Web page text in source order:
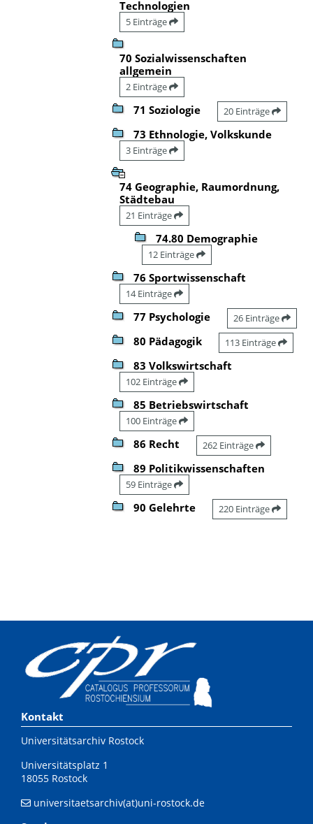
Technologien
5 Einträge
70 Sozialwissenschaften
allgemein
2 Einträge
71 Soziologie 20 Einträge
73 Ethnologie, Volkskunde
3 Einträge
74 Geographie, Raumordnung,
Städtebau
21 Einträge
74.80 Demographie
12 Einträge
76 Sportwissenschaft
14 Einträge
77 Psychologie 26 Einträge
80 Pädagogik 113 Einträge
83 Volkswirtschaft
102 Einträge
85 Betriebswirtschaft
100 Einträge
86 Recht 262 Einträge
89 Politikwissenschaften
59 Einträge
90 Gelehrte 220 Einträge
Kontakt
Universitätsarchiv Rostock
Universitätsplatz 1
18055 Rostock
universitaetsarchiv(at)uni-rostock.de